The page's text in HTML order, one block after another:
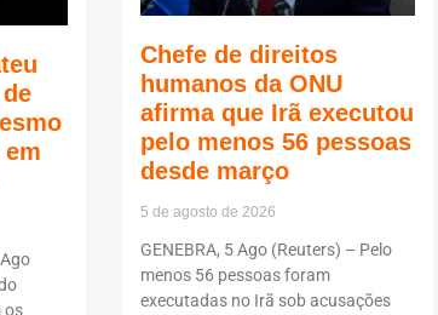
os
Chefe de direitos
humanos da ONU
afirma que Irã executou
pelo menos 56 pessoas
desde março
5 de agosto de 2026
GENEBRA, 5 Ago (Reuters) – Pelo
menos 56 pessoas foram
executadas no Irã sob acusações